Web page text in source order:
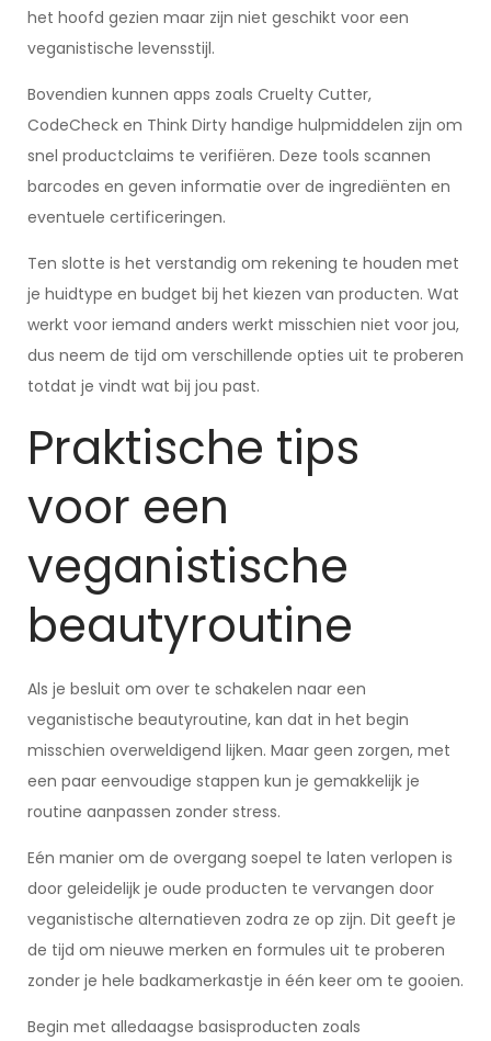
het hoofd gezien maar zijn niet geschikt voor een
veganistische levensstijl.
Bovendien kunnen apps zoals Cruelty Cutter,
CodeCheck en Think Dirty handige hulpmiddelen zijn om
snel productclaims te verifiëren. Deze tools scannen
barcodes en geven informatie over de ingrediënten en
eventuele certificeringen.
Ten slotte is het verstandig om rekening te houden met
je huidtype en budget bij het kiezen van producten. Wat
werkt voor iemand anders werkt misschien niet voor jou,
dus neem de tijd om verschillende opties uit te proberen
totdat je vindt wat bij jou past.
Praktische tips
voor een
veganistische
beautyroutine
Als je besluit om over te schakelen naar een
veganistische beautyroutine, kan dat in het begin
misschien overweldigend lijken. Maar geen zorgen, met
een paar eenvoudige stappen kun je gemakkelijk je
routine aanpassen zonder stress.
Eén manier om de overgang soepel te laten verlopen is
door geleidelijk je oude producten te vervangen door
veganistische alternatieven zodra ze op zijn. Dit geeft je
de tijd om nieuwe merken en formules uit te proberen
zonder je hele badkamerkastje in één keer om te gooien.
Begin met alledaagse basisproducten zoals